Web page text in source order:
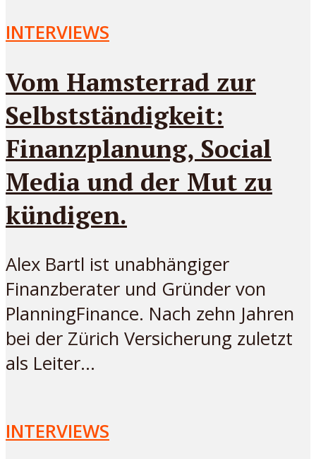
INTERVIEWS
Vom Hamsterrad zur
Selbstständigkeit:
Finanzplanung, Social
Media und der Mut zu
kündigen.
Alex Bartl ist unabhängiger
Finanzberater und Gründer von
PlanningFinance. Nach zehn Jahren
bei der Zürich Versicherung zuletzt
als Leiter...
INTERVIEWS